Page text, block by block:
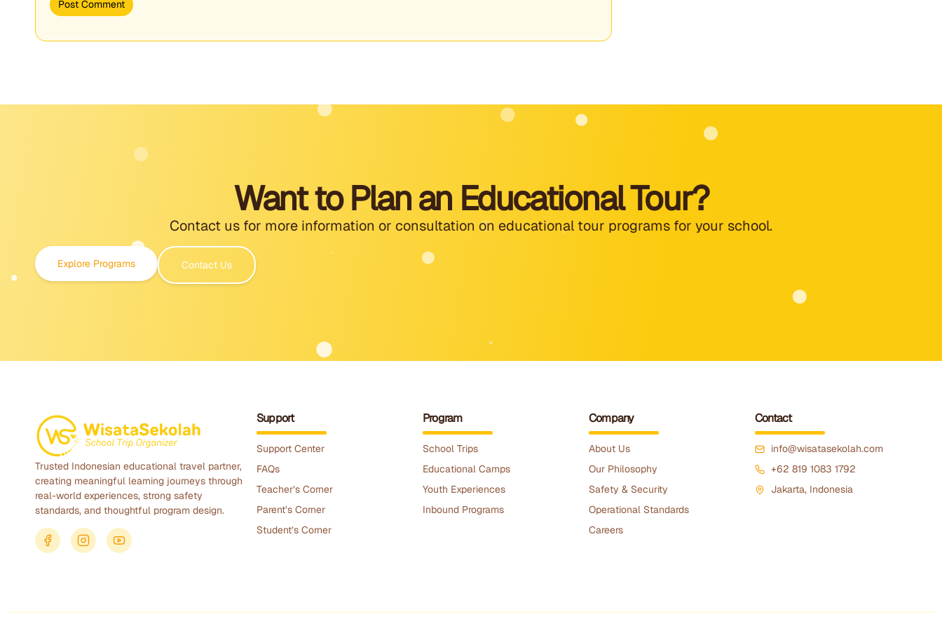
Want to Plan an Educational Tour?
Contact us for more information or consultation on educational tour programs for your school.
Explore Programs Contact Us
Trusted Indonesian educational travel partner,
creating meaningful learning journeys through
real-world experiences, strong safety
standards, and thoughtful program design.
Support
Support Center
FAQs
Teacher’s Corner
Parent’s Corner
Student’s Corner
Program
School Trips
Educational Camps
Youth Experiences
Inbound Programs
Company
About Us
Our Philosophy
Safety & Security
Operational Standards
Careers
Contact
info@wisatasekolah.com
+62 819 1083 1792
Jakarta, Indonesia